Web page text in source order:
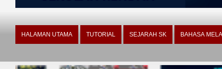
HALAMAN UTAMA TUTORIAL SEJARAH SK BAHASA